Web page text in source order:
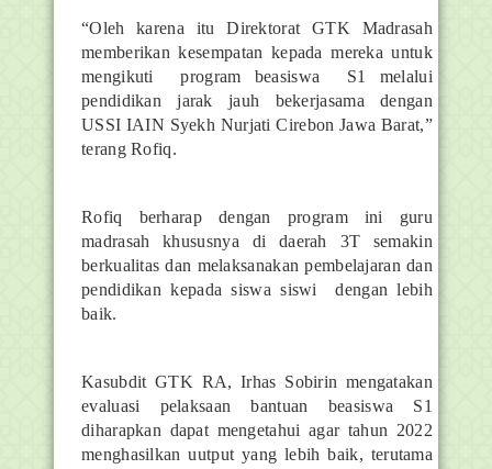
“Oleh karena itu Direktorat GTK Madrasah
memberikan kesempatan kepada mereka untuk
mengikuti program beasiswa S1 melalui
pendidikan jarak jauh bekerjasama dengan
USSI IAIN Syekh Nurjati Cirebon Jawa Barat,”
terang Rofiq.
Rofiq berharap dengan program ini guru
madrasah khususnya di daerah 3T semakin
berkualitas dan melaksanakan pembelajaran dan
pendidikan kepada siswa siswi dengan lebih
baik.
Kasubdit GTK RA, Irhas Sobirin mengatakan
evaluasi pelaksaan bantuan beasiswa S1
diharapkan dapat mengetahui agar tahun 2022
menghasilkan uutput yang lebih baik, terutama